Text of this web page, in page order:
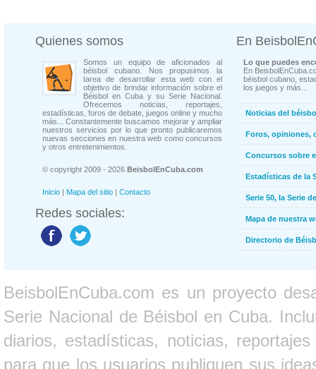
Quienes somos
Somos un equipo de aficionados al
béisbol cubano. Nos propusimos la
tarea de desarrollar esta web con el
objetivo de brindar información sobre el
Béisbol en Cuba y su Serie Nacional.
Ofrecemos noticias, reportajes,
estadísticas, foros de debate, juegos online y mucho
más... Constantemente buscamos mejorar y ampliar
nuestros servicios por lo que pronto publicaremos
nuevas secciones en nuestra web como concursos
y otros entretenimientos.
© copyright 2009 - 2026 BeisbolEnCuba.com
Inicio | Mapa del sitio | Contacto
Redes sociales:
En
Lo que puedes
En
béisbol cubano,
los juegos y más...
Noticias del
Foros, opiniones,
Concursos sobre
Estadísticas de la
Serie 50, la Serie
Mapa de nuestra
Directorio de
BeisbolEnCuba.com es un proyecto
Serie Nacional de Béisbol en Cuba.
diarios, estadísticas, noticias,
para que los usuarios publiquen sus